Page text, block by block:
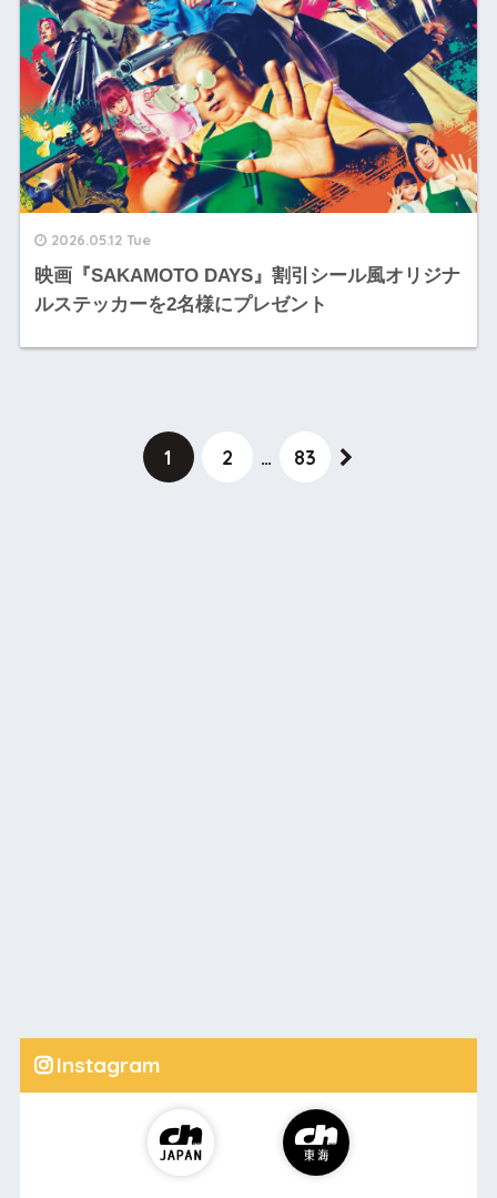
2026.05.12 Tue
映画『SAKAMOTO DAYS』割引シール風オリジナ
ルステッカーを2名様にプレゼント
1 2 … 83
Instagram